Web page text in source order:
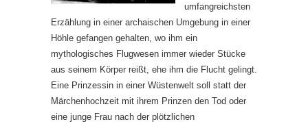
umfangreichsten
Erzählung in einer archaischen Umgebung in einer
Höhle gefangen gehalten, wo ihm ein
mythologisches Flugwesen immer wieder Stücke
aus seinem Körper reißt, ehe ihm die Flucht gelingt.
Eine Prinzessin in einer Wüstenwelt soll statt der
Märchenhochzeit mit ihrem Prinzen den Tod oder
eine junge Frau nach der plötzlichen